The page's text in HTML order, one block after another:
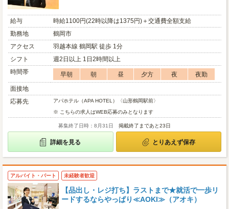
給与
時給1100円(22時以降は1375円)＋交通費全額支給
勤務地
鶴岡市
アクセス
羽越本線 鶴岡駅 徒歩 1分
シフト
週2日以上 1日2時間以上
時間帯
早朝 朝 昼 夕方 夜
夜勤
面接地
応募先
アパホテル（APA HOTEL）〈山形鶴岡駅前〉
※ こちらの求人はWEB応募のみとなります
募集終了日時：8月31日 掲載終了まであと23日
詳細を見る とりあえず保存
アルバイト・パート 未経験者歓迎
【品出し・レジ打ち】ラストまで★就活で一歩リ
ードするならやっぱり≪AOKI≫（アオキ）